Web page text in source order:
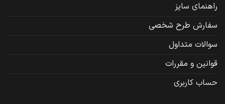
راهنمای سایز
سفارش طرح شخصی
سوالات متداول
قوانین و مقررات
حساب کاربری